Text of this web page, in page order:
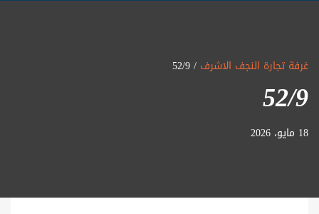
غرفة تجارة النجف الاشرف / 52/9
52/9
18 مايو، 2026